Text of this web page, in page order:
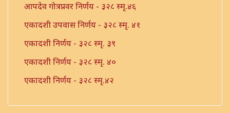
आपदेव गोत्रप्रवर निर्णय - ३२८ स्मृ.४६
एकादशी उपवास निर्णय - ३२८ स्मृ. ४१
एकादशी निर्णय - ३२८ स्मृ. ३९
एकादशी निर्णय - ३२८ स्मृ. ४०
एकादशी निर्णय - ३२८ स्मृ.४२